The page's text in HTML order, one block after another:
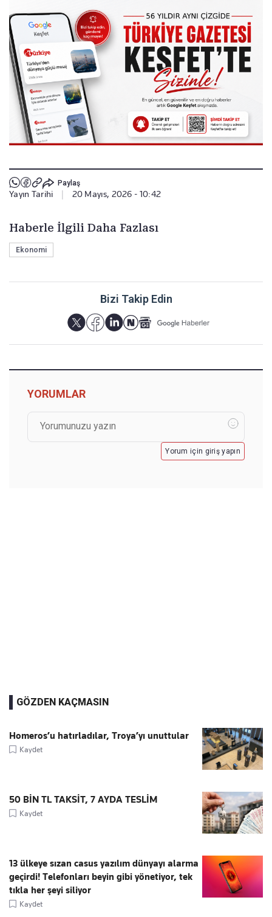
Paylaş
Yayın Tarihi 20 Mayıs, 2026 - 10:42
Haberle İlgili Daha Fazlası
Ekonomi
Bizi Takip Edin
YORUMLAR
Yorum için giriş yapın
GÖZDEN KAÇMASIN
Homeros’u hatırladılar, Troya’yı unuttular
Kaydet
50 BİN TL TAKSİT, 7 AYDA TESLİM
Kaydet
13 ülkeye sızan casus yazılım dünyayı alarma
geçirdi! Telefonları beyin gibi yönetiyor, tek
tıkla her şeyi siliyor
Kaydet